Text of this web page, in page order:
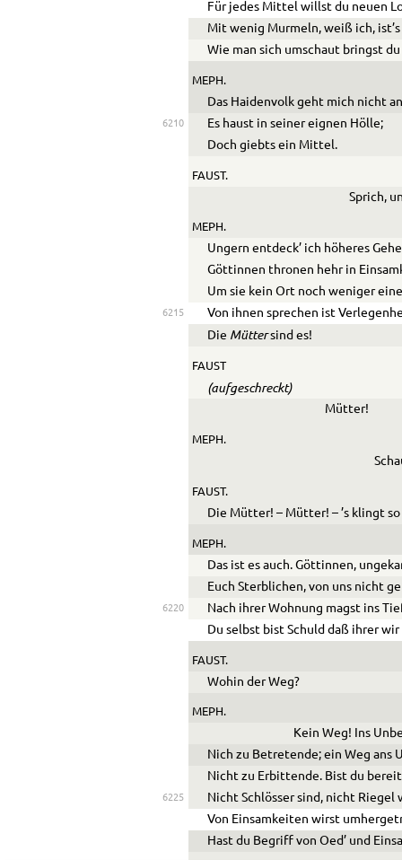
Für jedes Mittel willst du neuen
Mit wenig Murmeln, weiß ich,
Wie man sich umschaut bringst
MEPH.
Das Haidenvolk geht mich nicht
6210
Es haust in seiner eignen Hölle;
Doch giebts ein Mittel.
FAUST.
Sprich,
MEPH.
Ungern entdeck’ ich höheres
Göttinnen thronen hehr in
Um sie kein Ort noch weniger
6215
Von ihnen sprechen ist
Die Müttersind es!
FAUST
(aufgeschreckt)
Mütter!
MEPH.
FAUST.
Die Mütter! – Mütter! – ’s klingt
MEPH.
Das ist es auch. Göttinnen,
Euch Sterblichen, von uns nicht
6220
Nach ihrer Wohnung magst ins
Du selbst bist Schuld daß ihrer
FAUST.
Wohin der Weg?
MEPH.
Kein Weg! Ins
Nich zu Betretende; ein Weg ans
Nicht zu Erbittende. Bist du
6225
Nicht Schlösser sind, nicht Riegel
Von Einsamkeiten wirst
Hast du Begriff vonOed’ und